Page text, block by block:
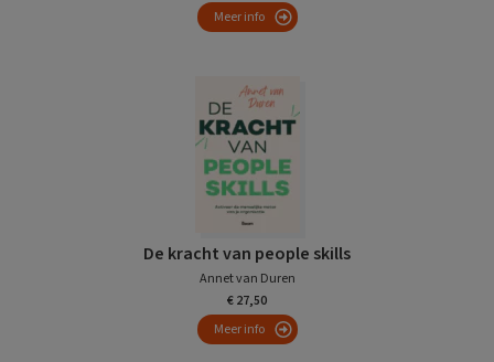
Meer info
De kracht van people skills
Annet van Duren
€ 27,50
Meer info